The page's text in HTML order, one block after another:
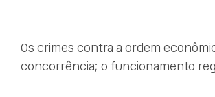
Os crimes contra a ordem
concorrência; o funcionamento